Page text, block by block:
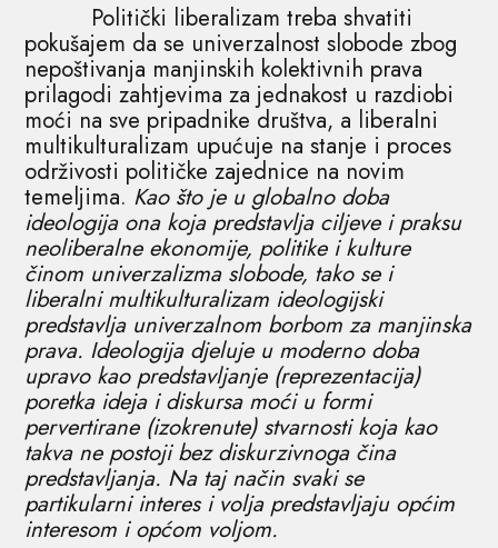
Politički liberalizam treba shvatiti
pokušajem da se univerzalnost slobode zbog
nepoštivanja manjinskih kolektivnih prava
prilagodi zahtjevima za jednakost u razdiobi
moći na sve pripadnike društva, a liberalni
multikulturalizam upućuje na stanje i proces
održivosti političke zajednice na novim
temeljima. Kao što je u globalno doba
ideologija ona koja predstavlja ciljeve i praksu
neoliberalne ekonomije, politike i kulture
činom univerzalizma slobode, tako se i
liberalni multikulturalizam ideologijski
predstavlja univerzalnom borbom za manjinska
prava. Ideologija djeluje u moderno doba
upravo kao predstavljanje (reprezentacija)
poretka ideja i diskursa moći u formi
pervertirane (izokrenute) stvarnosti koja kao
takva ne postoji bez diskurzivnoga čina
predstavljanja. Na taj način svaki se
partikularni interes i volja predstavljaju općim
interesom i općom voljom.